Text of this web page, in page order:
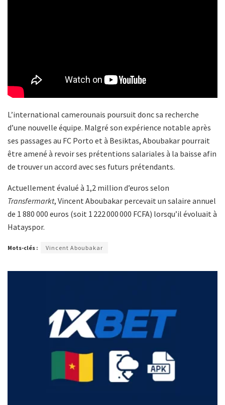
L’international camerounais poursuit donc sa recherche
d’une nouvelle équipe. Malgré son expérience notable après
ses passages au FC Porto et à Besiktas, Aboubakar pourrait
être amené à revoir ses prétentions salariales à la baisse afin
de trouver un accord avec ses futurs prétendants.
Actuellement évalué à 1,2 million d’euros selon
Transfermarkt, Vincent Aboubakar percevait un salaire annuel
de 1 880 000 euros (soit 1 222 000 000 FCFA) lorsqu’il évoluait à
Hatayspor.
Mots-clés : Vincent Aboubakar